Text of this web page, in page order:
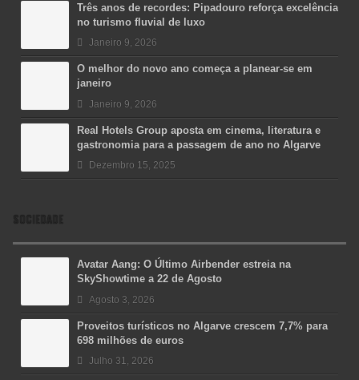
Três anos de recordes: Pipadouro reforça excelência
no turismo fluvial de luxo
Janeiro 9, 2026
O melhor do novo ano começa a planear-se em
janeiro
Janeiro 9, 2026
Real Hotels Group aposta em cinema, literatura e
gastronomia para a passagem de ano no Algarve
Dezembro 15, 2025
SOCIEDADE
Avatar Aang: O Último Airbender estreia na
SkyShowtime a 22 de Agosto
Agosto 3, 2026
Proveitos turísticos no Algarve crescem 7,7% para
698 milhões de euros
Julho 31, 2026